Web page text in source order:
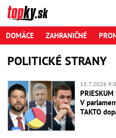
DOMÁCE ZAHRANIČNÉ
POLITICKÉ STRANY
15.7.2026
V
TAKTO